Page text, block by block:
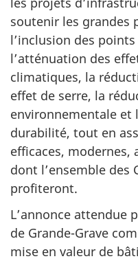
soutenir les grandes
l’inclusion des
l’atténuation des
climatiques, la
effet de serre, la
environnementale et
durabilité, tout en
efficaces, modernes,
dont l’ensemble des
profiteront.
L’annonce attendue
de Grande-Grave
mise en valeur de